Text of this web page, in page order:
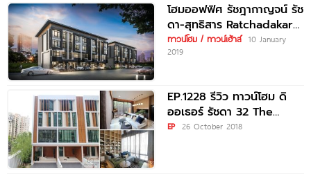
โฮมออฟฟิศ รัชฎากาญจน์ รัช
ดา-สุทธิสาร Ratchadakarn
Ratchada-Sutthisan
ทาวน์โฮม / ทาวน์เฮ้าส์ 10 January
2019
EP.1228 รีวิว ทาวน์โฮม ดิ
ออเธอร์ รัชดา 32 The
Author Ratchada
EP 26 October 2018